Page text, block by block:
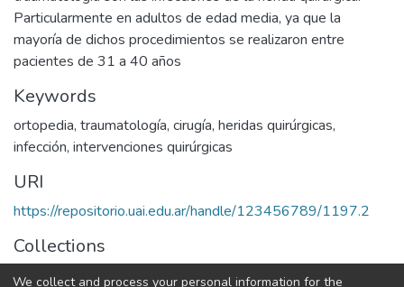
Particularmente en adultos de edad media, ya que la
mayoría de dichos procedimientos se realizaron entre
pacientes de 31 a 40 años
Keywords
ortopedia, traumatología, cirugía, heridas quirúrgicas,
infección, intervenciones quirúrgicas
URI
https://repositorio.uai.edu.ar/handle/123456789/1197.2
Collections
LICENCIATURA EN INSTRUMENTACIÓN QUIRÚRGICA
We collect and process your personal information for the